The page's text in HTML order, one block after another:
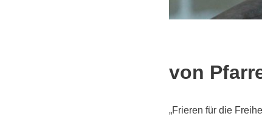
von
„Frieren für die